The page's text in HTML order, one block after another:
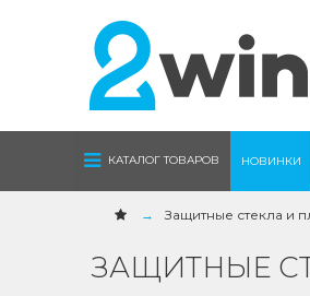
КАТАЛОГ ТОВАРОВ НОВИНКИ
Защитные стекла и
ЗАЩИТНЫЕ